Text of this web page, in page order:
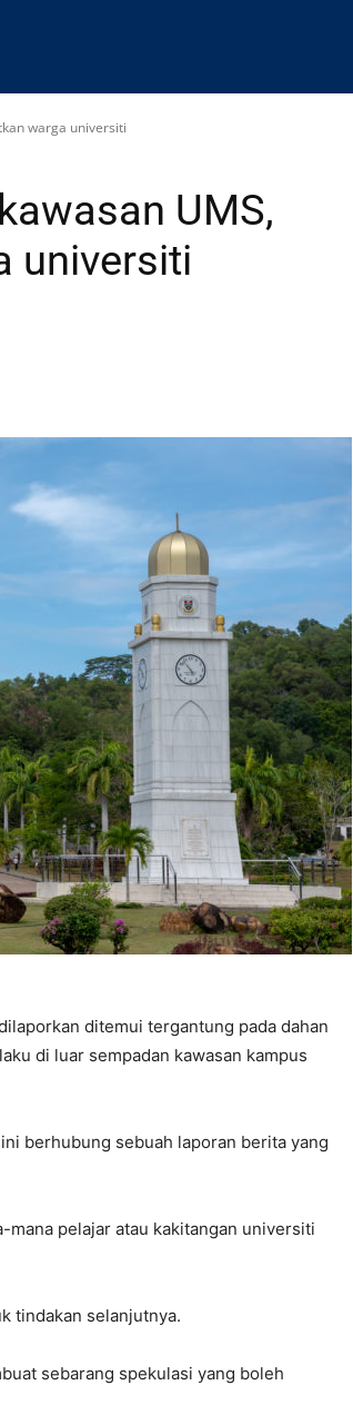
warga universiti
UMS,
universiti
ditemui tergantung pada dahan
di luar sempadan kawasan kampus
berhubung sebuah laporan berita yang
pelajar atau kakitangan universiti
tindakan selanjutnya.
sebarang spekulasi yang boleh